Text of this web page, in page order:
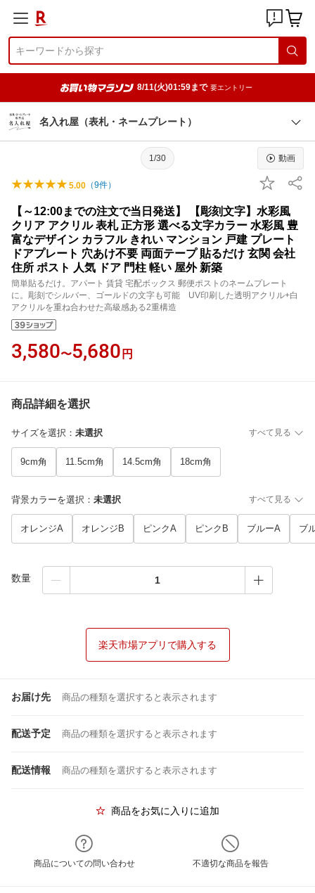
8/11(火)01:59まで 要エントリー
名入れ屋（表札・ネームプレート）
1/30 動画
5.00 （9件）
【～12:00までの注文で当日発送】 【彫刻文字】水彩風
クリア アクリル 表札 正方形 選べる文字カラー 水彩風 豊
富なデザイン カラフル きれい マンション 戸建 プレート
ドアプレート 穴あけ不要 両面テープ 貼るだけ 玄関 会社
住所 ポスト 人気 ドア 門柱 軽い 屋外 新築
簡単貼るだけ。アパート 賃貸 宅配ボックス 郵便ポストのネームプレート
に。彫刻でシルバー、ゴールドの文字も可能 UV印刷した透明アクリル+白
アクリルを重ね合わせた高級感ある2重構造
3,580〜5,680 円
商品詳細を選択
サイズを選択 ： 未選択 すべて見る
9cm角 11.5cm角 14.5cm角 18cm角
背景カラーを選択 ： 未選択 すべて見る
オレンジA オレンジB ピンクA ピンクB ブルーA ブ
数量
楽天市場アプリで購入する
お届け先 商品の種類を選択すると表示されます
配送予定 商品の種類を選択すると表示されます
配送情報 商品の種類を選択すると表示されます
商品をお気に入りに追加
商品についての問い合わせ 不適切な商品を報告